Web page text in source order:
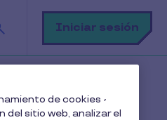
Buscar
Iniciar sesión
de cookies -
sitio web, analizar el